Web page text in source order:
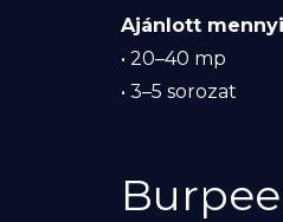
Ajánlott
• 20–40 mp
• 3–5 sorozat